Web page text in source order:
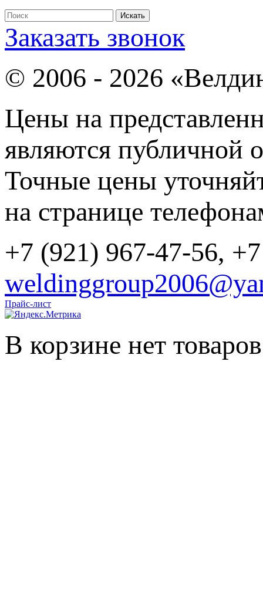
Заказать звонок
© 2006 - 2026
Цены на
являются публичной
Точные цены
на странице
+7 (921) 967-47-56,
Прайс-лист
В корзине нет товаров